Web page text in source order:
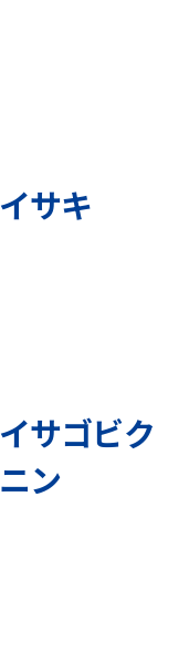
イサキ
イサゴビク
ニン